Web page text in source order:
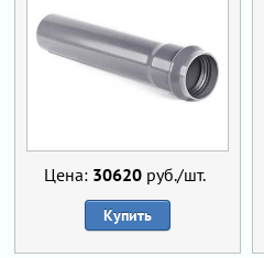
Цена: 30620 руб./шт.
Купить